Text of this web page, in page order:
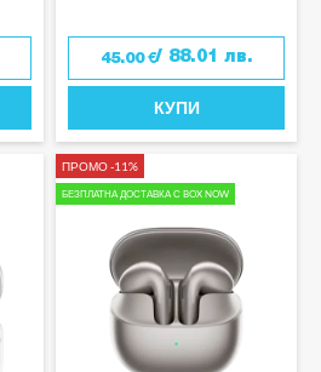
45.00€/ 88.01 лв.
КУПИ
ПРОМО -11%
БЕЗПЛАТНА ДОСТАВКА С BOX NOW